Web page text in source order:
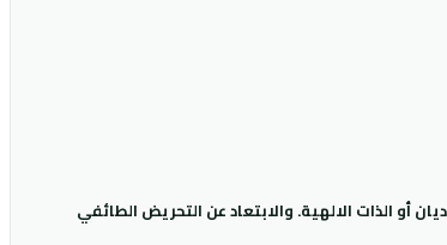
أو الذات الالهية. والابتعاد عن التحريض الطائفي